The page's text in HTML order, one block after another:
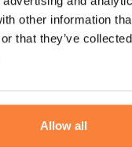
other information
that they’ve
Allow all
(FAQs)